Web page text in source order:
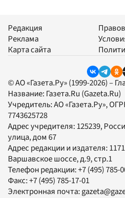
Редакция
Реклама
Карта сайта
© АО «Газета.Ру» (1999-2026) –
Название: Газета.Ru (Gazeta.Ru)
Учредитель:АО «Газета.Ру»,
7743625728
Адрес учредителя: 125239,
улица, дом 67
Адрес редакции и издателя:
Варшавское шоссе, д.9, стр.1
Телефон редакции:+7 (495) 785-
Факс:+7 (495) 785-17-01
Электронная почта: